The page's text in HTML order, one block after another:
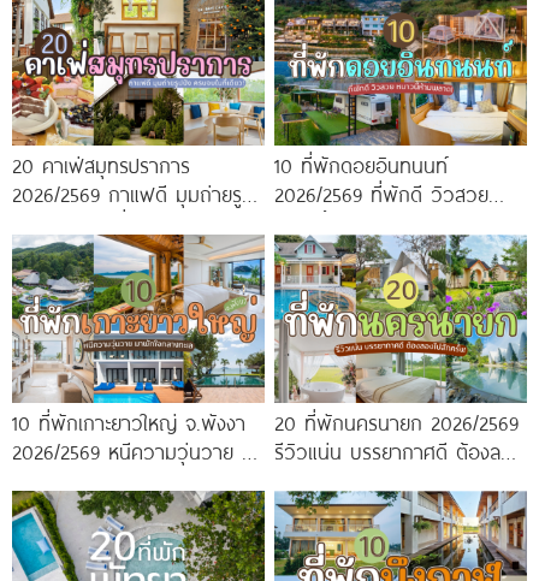
20 คาเฟ่สมุทรปราการ
2026/2569 กาแฟดี มุมถ่ายรูป
10 ที่พักดอยอินทนนท์
2026/2569 ที่พักดี วิวสวย
10 ที่พักเกาะยาวใหญ่ จ.พังงา
2026/2569 หนีความวุ่นวาย มา
20 ที่พักนครนายก 2026/2569
รีวิวแน่น บรรยากาศดี ต้องลอง